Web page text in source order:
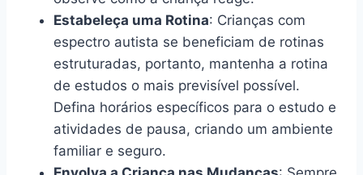
Estabeleça uma Rotina: Crianças com
espectro autista se beneficiam de rotinas
estruturadas, portanto, mantenha a rotina
de estudos o mais previsível possível.
Defina horários específicos para o estudo e
atividades de pausa, criando um ambiente
familiar e seguro.